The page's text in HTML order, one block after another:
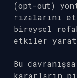
(opt-out)
rızalarını
bireysel
etkiler
Bu
kararların